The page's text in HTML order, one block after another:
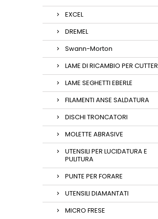
EXCEL
DREMEL
Swann-Morton
LAME DI RICAMBIO PER CUTTER
LAME SEGHETTI EBERLE
FILAMENTI ANSE SALDATURA
DISCHI TRONCATORI
MOLETTE ABRASIVE
UTENSILI PER LUCIDATURA E
PULITURA
PUNTE PER FORARE
UTENSILI DIAMANTATI
MICRO FRESE